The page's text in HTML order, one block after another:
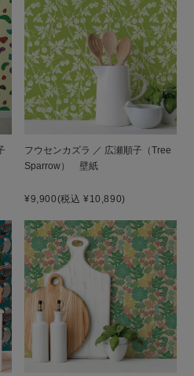
フウセンカズラ ／ 広瀬順子（Tree
Sparrow） 壁紙
¥9,900(税込 ¥10,890)